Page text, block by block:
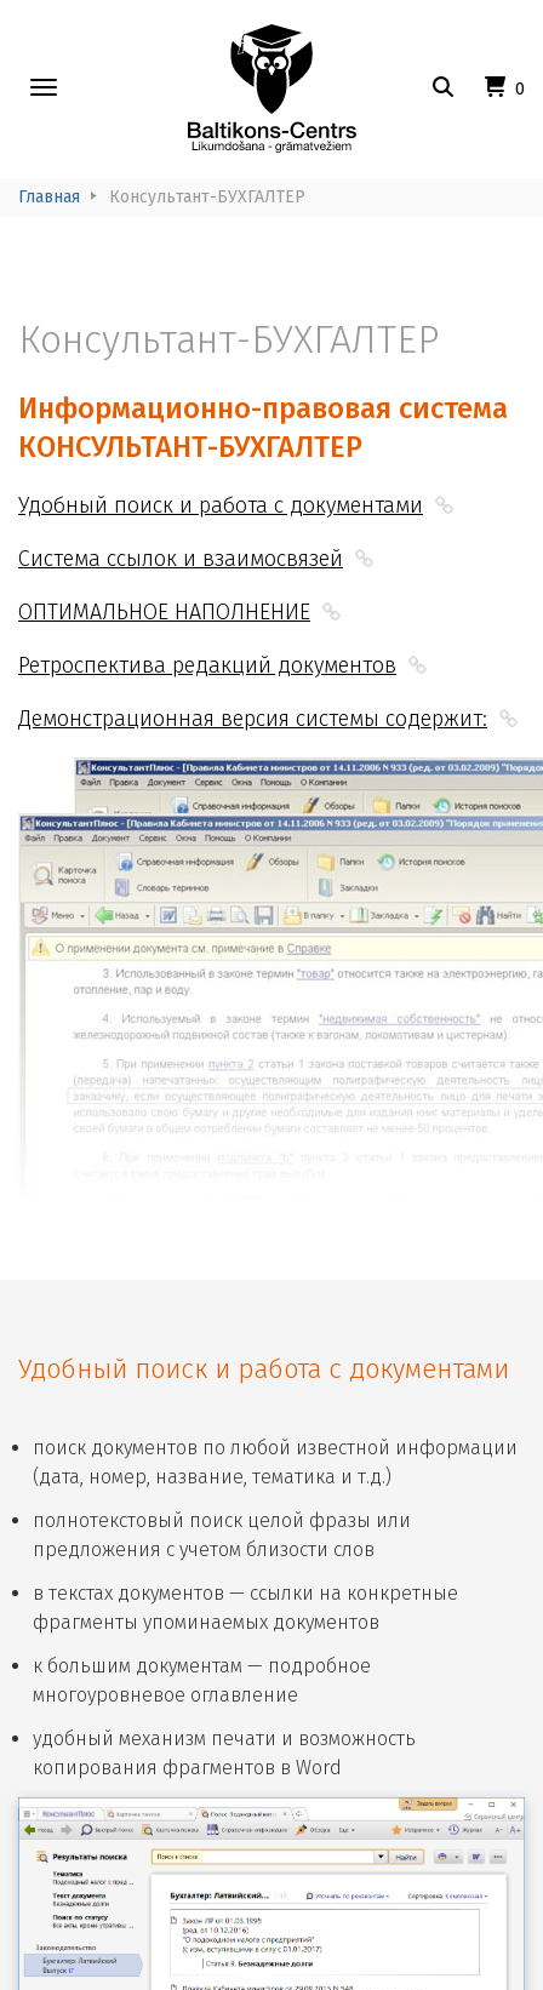
0
Toggle
Главная Консультант-БУХГАЛТЕР
Консультант-БУХГАЛТЕР
Информационно-правовая система
КОНСУЛЬТАНТ-БУХГАЛТЕР
Удобный поиск и работа с документами
Система ссылок и взаимосвязей
ОПТИМАЛЬНОЕ НАПОЛНЕНИЕ
Ретроспектива редакций документов
Демонстрационная версия системы содержит:
Удобный поиск и работа с документами
поиск документов по любой известной информации
(дата, номер, название, тематика и т.д.)
полнотекстовый поиск целой фразы или
предложения с учетом близости слов
в текстах документов — ссылки на конкретные
фрагменты упоминаемых документов
к большим документам — подробное
многоуровневое оглавление
удобный механизм печати и возможность
копирования фрагментов в Word